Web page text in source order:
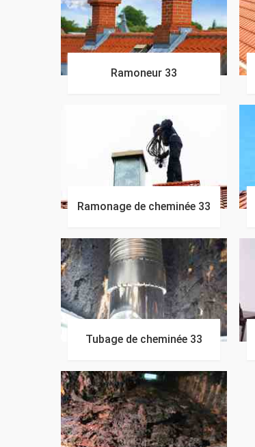
Ramoneur 33
Ramonage de cheminée 33
Tubage de cheminée 33